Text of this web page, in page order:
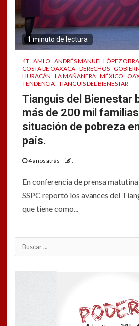
1 minuto de lectura
4T AMLO ANDRÉS MANUEL LÓPEZ
COSTA DE OAXACA DERECHOS
HURACÁN LA MAÑANERA MÉXICO
TENDENCIA TIANGUIS DEL BIENESTAR
Tianguis del Bienestar
más de 200 mil
situación de pobreza
país.
4 años atrás .
En conferencia de prensa
SSPC reportó los avances del
que tiene como...
Buscar: